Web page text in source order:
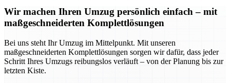
Wir machen Ihren Umzug persönlich einfach – mit
maßgeschneiderten Komplettlösungen
Bei uns steht Ihr Umzug im Mittelpunkt. Mit unseren
maßgeschneiderten Komplettlösungen sorgen wir dafür, dass jeder
Schritt Ihres Umzugs reibungslos verläuft – von der Planung bis zur
letzten Kiste.